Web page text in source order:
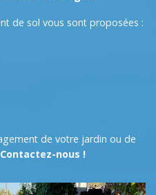
de sol vous sont proposées :
de votre jardin ou de
Contactez-nous !